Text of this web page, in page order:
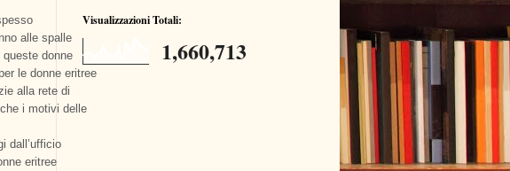
alle spalle
donne
le donne eritree
alla rete di
i motivi delle
dall’ufficio
eritree
Visualizzazioni Totali:
1,660,713